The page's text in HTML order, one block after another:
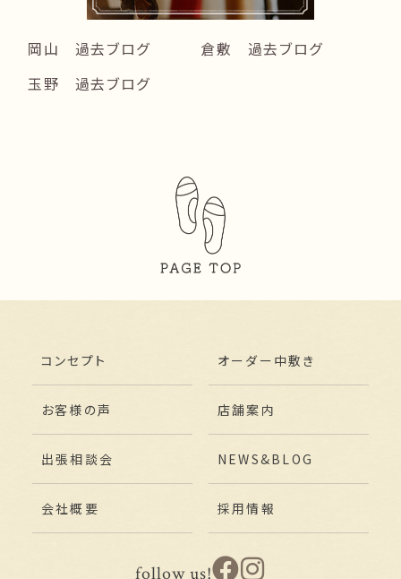
岡山 過去ブログ
倉敷 過去ブログ
玉野 過去ブログ
コンセプト オーダー中敷き
お客様の声 店舗案内
出張相談会 NEWS&BLOG
会社概要 採用情報
follow us!